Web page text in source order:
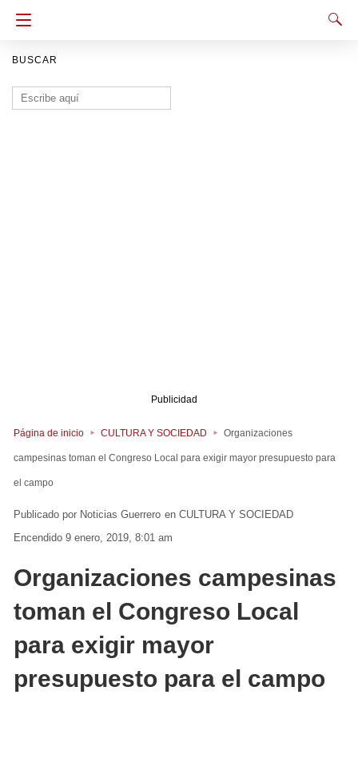
BUSCAR
Buscar:
Publicidad
Página de inicio CULTURA Y SOCIEDAD Organizaciones
campesinas toman el Congreso Local para exigir mayor presupuesto para
el campo
Noticias Guerrero en CULTURA Y SOCIEDAD
Encendido 9 enero, 2019, 8:01 am
Organizaciones campesinas
toman el Congreso Local
para exigir mayor
presupuesto para el campo